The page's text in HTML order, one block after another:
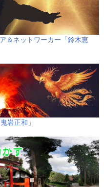
＆ネットワーカー「鈴木恵
岩正和」